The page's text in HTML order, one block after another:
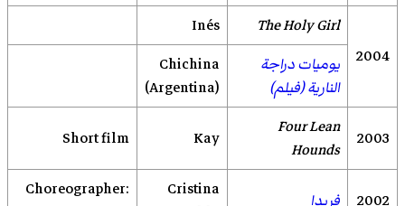
2004
The Holy Girl
Inés
يوميات دراجة
النارية (فيلم)
Chichina
(Argentina)
2003
Four Lean
Hounds
Kay
Short film
2002 فريدا
Cristina
Choreographer: